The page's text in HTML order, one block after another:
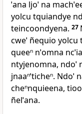
ˈana ljoˈ na
yolcu tquiandye
teincoondyena. 27
cweˈ ñequio yolcu
queeⁿ nˈomna
ntyjenomna, ndoˈ
jnaaⁿˈticheⁿ. Ndoˈ
cheⁿnquieena,
ñelˈana.